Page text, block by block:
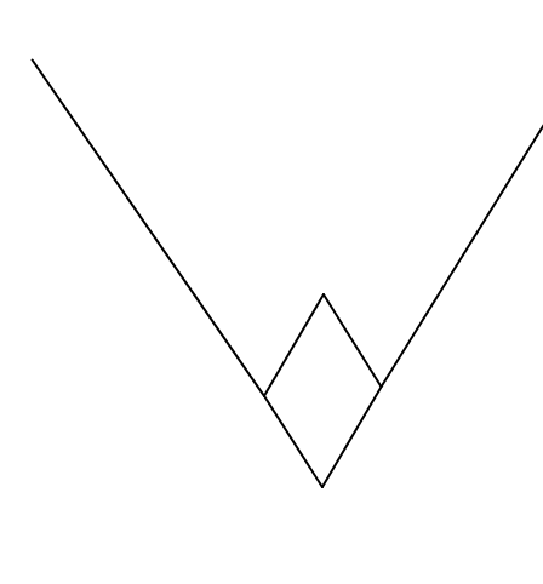
The chart has 1 X axis displaying values. Data ranges from -
The chart has 1 Y axis displaying values. Data ranges from -